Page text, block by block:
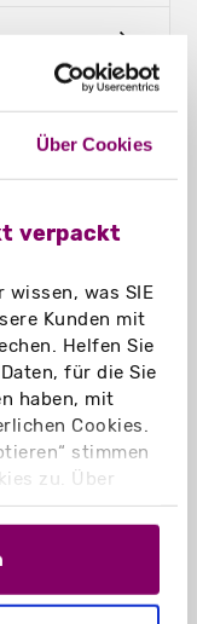
Über Cookies
verpackt
wissen, was SIE
Kunden mit
Helfen Sie
für die Sie
haben, mit
Cookies.
stimmen
zu. Über
welche
Sie unser
- 38 mm